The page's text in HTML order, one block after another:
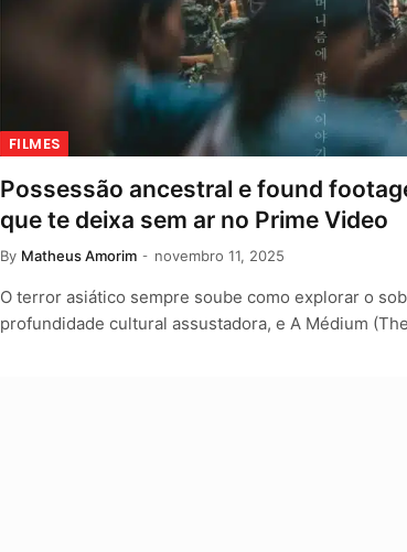
FILMES
Possessão ancestral e found
que te deixa sem ar no Prime Video
By Matheus Amorim novembro 11, 2025
O terror asiático sempre soube como explorar o
profundidade cultural assustadora, e A Médium